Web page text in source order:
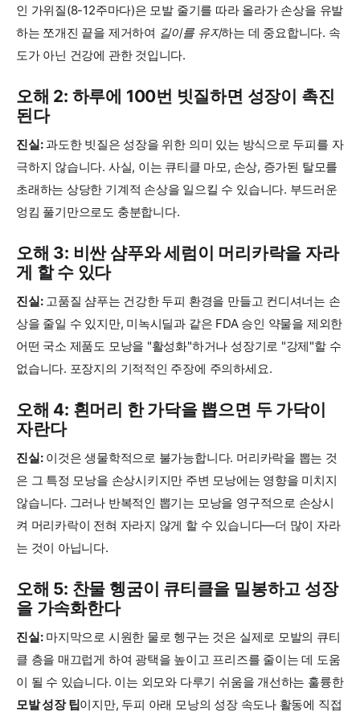
인 가위질(8-12주마다)은 모발 줄기를 따라 올라가 손상을 유발
하는 쪼개진 끝을 제거하여 길이를 유지하는 데 중요합니다. 속
도가 아닌 건강에 관한 것입니다.
오해 2: 하루에 100번 빗질하면 성장이 촉진
된다
진실:과도한 빗질은 성장을 위한 의미 있는 방식으로 두피를 자
극하지 않습니다. 사실, 이는 큐티클 마모, 손상, 증가된 탈모를
초래하는 상당한 기계적 손상을 일으킬 수 있습니다. 부드러운
엉킴 풀기만으로도 충분합니다.
오해 3: 비싼 샴푸와 세럼이 머리카락을 자라
게 할 수 있다
진실:고품질 샴푸는 건강한 두피 환경을 만들고 컨디셔너는 손
상을 줄일 수 있지만, 미녹시딜과 같은 FDA 승인 약물을 제외한
어떤 국소 제품도 모낭을 "활성화"하거나 성장기로 "강제"할 수
없습니다. 포장지의 기적적인 주장에 주의하세요.
오해 4: 흰머리 한 가닥을 뽑으면 두 가닥이
자란다
진실:이것은 생물학적으로 불가능합니다. 머리카락을 뽑는 것
은 그 특정 모낭을 손상시키지만 주변 모낭에는 영향을 미치지
않습니다. 그러나 반복적인 뽑기는 모낭을 영구적으로 손상시
켜 머리카락이 전혀 자라지 않게 할 수 있습니다—더 많이 자라
는 것이 아닙니다.
오해 5: 찬물 헹굼이 큐티클을 밀봉하고 성장
을 가속화한다
진실:마지막으로 시원한 물로 헹구는 것은 실제로 모발의 큐티
클 층을 매끄럽게 하여 광택을 높이고 프리즈를 줄이는 데 도움
이 될 수 있습니다. 이는 외모와 다루기 쉬움을 개선하는 훌륭한
모발 성장 팁이지만, 두피 아래 모낭의 성장 속도나 활동에 직접